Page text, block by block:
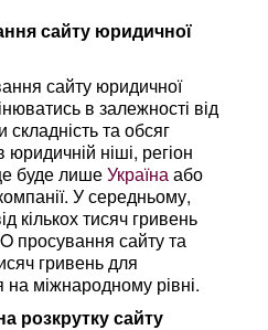
сайту юридичної
сайту юридичної
в залежності від
та обсяг
юридичній ніші, регіон
буде лишеУкраїнаабо
У середньому,
кількох тисяч гривень
просування сайту та
гривень для
міжнародному рівні.
розкрутку сайту